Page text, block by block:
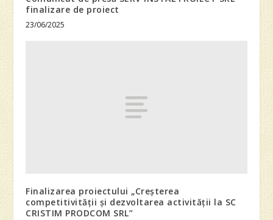
finalizare de proiect
23/06/2025
Finalizarea proiectului „Creșterea
competitivității și dezvoltarea activității la SC
CRISTIM PRODCOM SRL”